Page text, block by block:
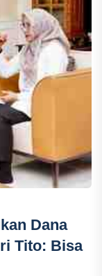
Dana
Tito: Bisa